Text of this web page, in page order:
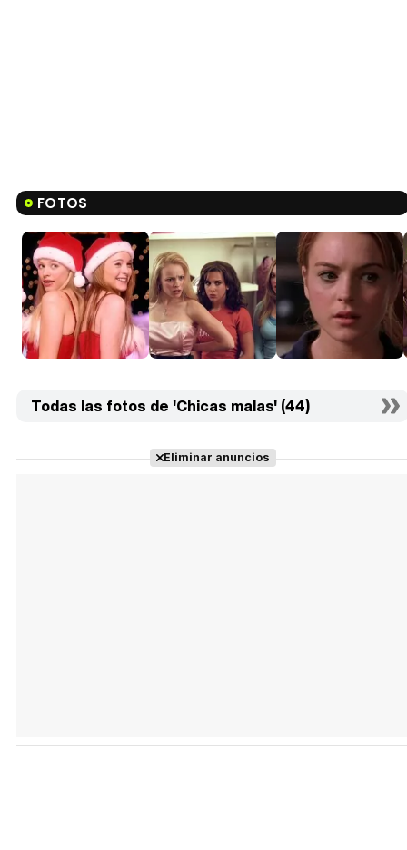
FOTOS
Todas las fotos de 'Chicas malas' (44)
Eliminar anuncios